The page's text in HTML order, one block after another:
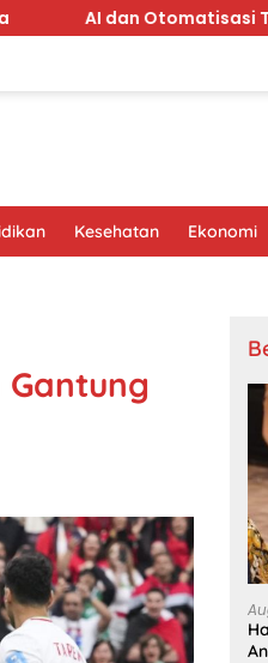
Terancam
Kesehatan Ekonomi